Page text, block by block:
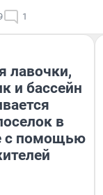
1
лавочки,
и бассейн
в
с помощью